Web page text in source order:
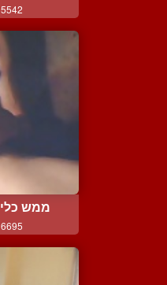
5542 צפיות
ממש כלי
6695 צפיות